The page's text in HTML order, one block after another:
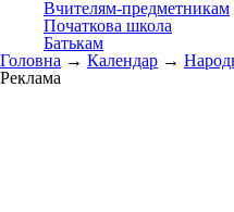
Вчителям-предметникам
Початкова школа
Батькам
Головна → Календар →
Реклама